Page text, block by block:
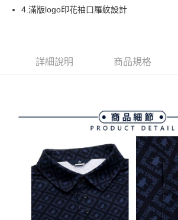
【大哥付你分期使用說明】
1.本服務由台灣大哥大提供，台灣大哥大用戶可立即
3.實際核准額度、可分期數及費用金額請依後續交易
1.分期款項不併入電信帳單，「大哥付你分期」於每
2.透過簡訊連結打開帳單後，可選擇「超商條碼／台
帳／街口支付／iPASS MONEY」等通路繳費。
【注意事項】
1.本服務係由「台灣大哥大股份有限公司」（以下簡
用戶於交易時，得透過本服務購買商品或服務，並
買賣價金債權讓與本公司後，依約使用本公司帳單
2.基於同意付款使用「大哥付你分期」之契約關係目
資料（包含姓名、電話或地址）提供予台灣大哥大
AFTEE先享後付
便利好安心！
【「AFTEE先享後付」結帳流程】
１．於結帳方式選擇「AFTEE先享後付」後，將跳
結帳頁面，進行簡訊認證並確認金額後，即可完成
２．訂單成立數日內，您將收到繳費通知簡訊。
３．收到繳費通知簡訊後14天內，點擊此簡訊中的
ATM／網路銀行／等多元方式進行付款，方視為交
※ 請注意：結帳手續完成當下不需立刻繳費，但若
購買商品的店家。未經商家同意取消之訂單仍視為
後付繳納相關費用。
※ 交易是否成功請以「AFTEE先享後付 」之結帳頁
免運費
萊爾富取貨付款
免運費
付款後萊爾富取貨
4.滿版logo印花袖口羅紋設計
詳細說明 商品規格